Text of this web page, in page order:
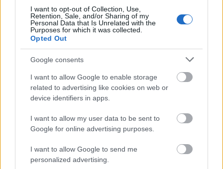
I want to opt-out of Collection, Use,
Retention, Sale, and/or Sharing of my
Personal Data that Is Unrelated with the
Purposes for which it was collected.
Opted Out
Google consents
I want to allow Google to enable storage
related to advertising like cookies on web or
device identifiers in apps.
I want to allow my user data to be sent to
Google for online advertising purposes.
I want to allow Google to send me
personalized advertising.
pótlóbuszok biztonságos közlekedését, egyelőre
mégis végigmennek a…
12 villamosvonalon kezdődik
felújítás a nyáron
BKV figyelő.hu• 2011. május 14.
Budapesti Közlekedési Központ (BKK) a nyáron; a
fedezet a BKV-nak minden évben átutalt beruházási
támogatás, amelyet az idén egymilliárddal forinttal
növeltek, azaz összesen tizenegy milliárdra emeltek,
-adta hírül az MTI.A BKK…